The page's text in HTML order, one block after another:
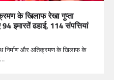
के खिलाफ रेखा गुप्ता
इमारतें ढहाई, 114 संपत्तियां
निर्माण और अतिक्रमण के खिलाफ के